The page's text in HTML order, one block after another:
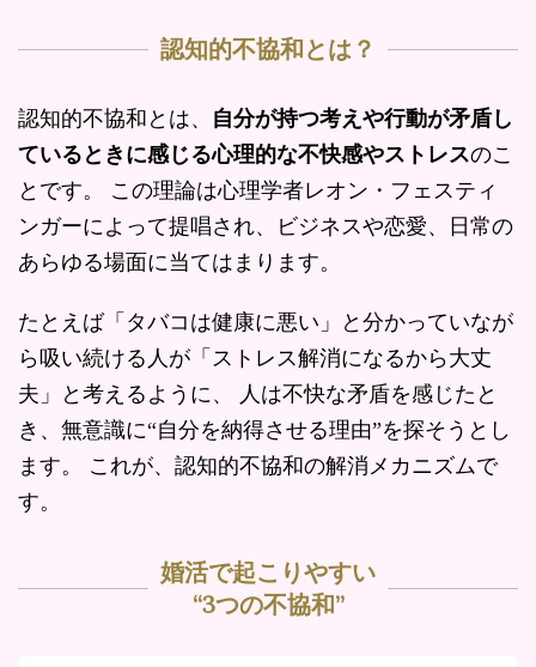
認知的不協和とは？
認知的不協和とは、 自分が持つ考えや行動が矛盾し
ているときに感じる心理的な不快感やストレスのこ
とです。 この理論は心理学者レオン・フェスティ
ンガーによって提唱され、ビジネスや恋愛、日常の
あらゆる場面に当てはまります。
たとえば「タバコは健康に悪い」と分かっていなが
ら吸い続ける人が「ストレス解消になるから大丈
夫」と考えるように、 人は不快な矛盾を感じたと
き、無意識に“自分を納得させる理由”を探そうとし
ます。 これが、認知的不協和の解消メカニズムで
す。
婚活で起こりやすい
“3つの不協和”